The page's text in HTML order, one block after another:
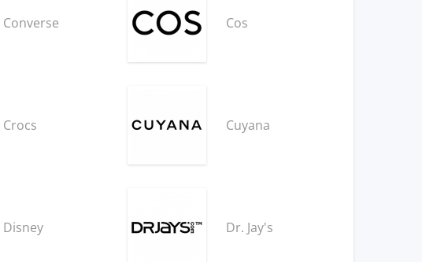
Converse Cos
Crocs Cuyana
Disney Dr. Jay's